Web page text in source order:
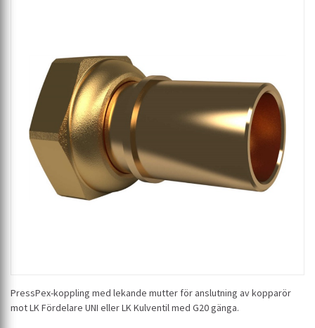
PressPex-koppling med lekande mutter för anslutning av kopparör
mot LK Fördelare UNI eller LK Kulventil med G20 gänga.